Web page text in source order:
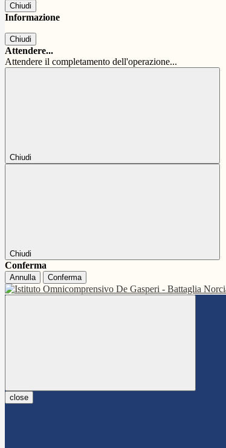
Chiudi
Informazione
Chiudi
Attendere...
Attendere il completamento dell'operazione...
Chiudi
Chiudi
Conferma
Annulla Conferma
close